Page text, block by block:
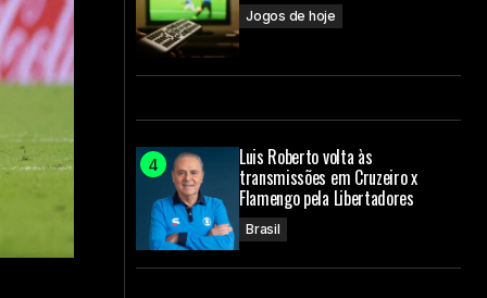
Jogos de hoje
Luis Roberto volta às
transmissões em Cruzeiro x
Flamengo pela Libertadores
Brasil